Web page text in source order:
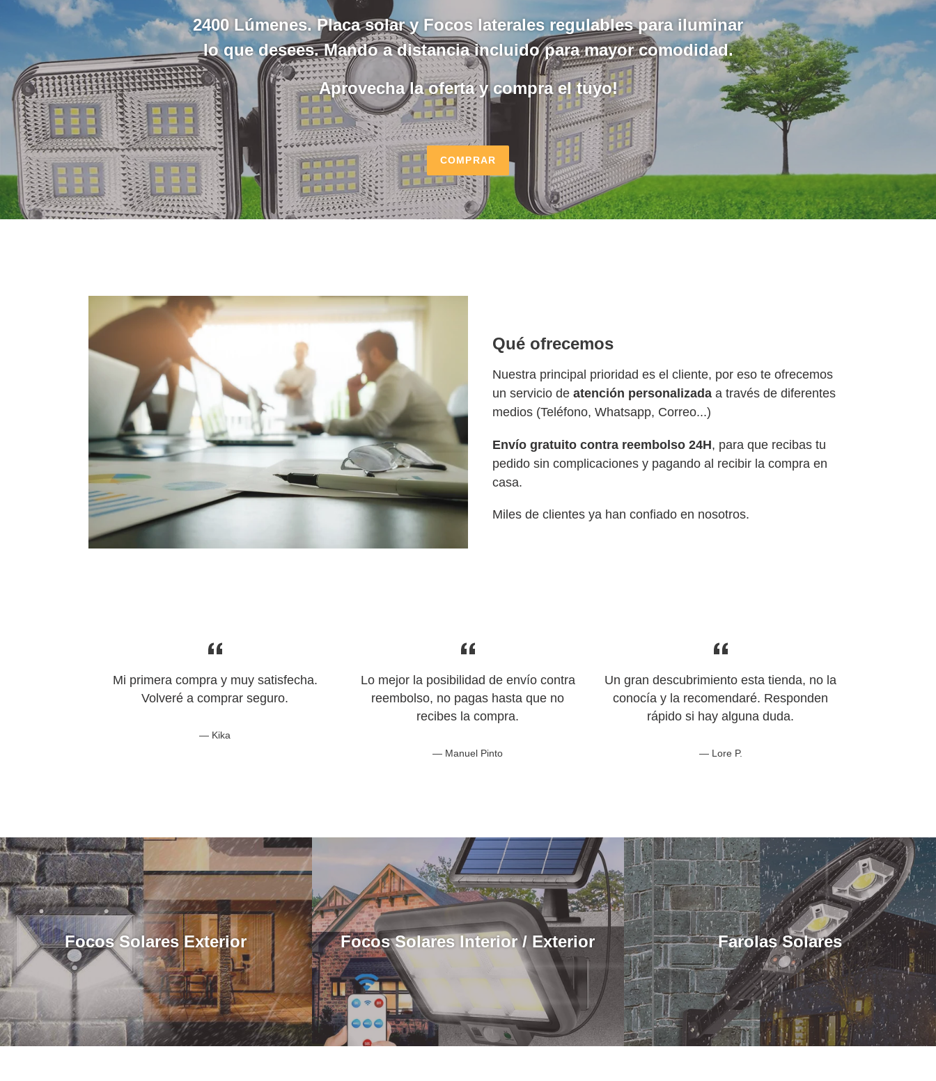
2400 Lúmenes. Placa solar y Focos laterales regulables para iluminar
lo que desees. Mando a distancia incluido para mayor comodidad.
Aprovecha la oferta y compra el tuyo!
COMPRAR
Qué ofrecemos
Nuestra principal prioridad es el cliente, por eso te ofrecemos
un servicio de atención personalizada a través de diferentes
medios (Teléfono, Whatsapp, Correo...)
Envío gratuito contra reembolso 24H, para que recibas tu
pedido sin complicaciones y pagando al recibir la compra en
casa.
Miles de clientes ya han confiado en nosotros.
Mi primera compra y muy satisfecha.
Volveré a comprar seguro.
Kika
Lo mejor la posibilidad de envío contra
reembolso, no pagas hasta que no
recibes la compra.
Manuel Pinto
Un gran descubrimiento esta tienda, no la
conocía y la recomendaré. Responden
rápido si hay alguna duda.
Lore P.
Focos Solares Exterior Focos Solares Interior / Exterior Farolas Solares